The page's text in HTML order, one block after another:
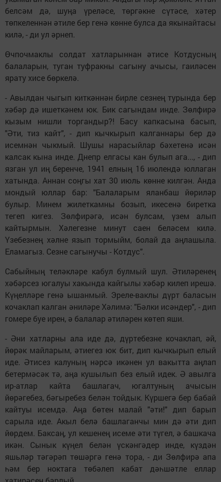
белсәм дә, шуңа үреләсе, төргәкне сүтәсе, хәтер
төпкеленнән әтиле бер генә көнне булса да якынайтасы
килә, - ди ул әрнеп.
Өчпочмаклы солдат хатларыннан әтисе Котдусның
балаларын, туган туфракны сагыну ачысы, гаиләсен
ярату хисе бөркелә.
- Авылдан чыгып киткәннән бирле сезнең турында бер
хәбәр дә ишеткәнем юк. Бик сагындам инде. Зөлфирә
кызым нишли торгандыр?! Басу капкасына басып,
"Әти, тиз кайт", - дип кычкырып калганнары бер дә
исемнән чыкмый. Шушы нарасыйлар бәхетенә исән
калсак кына инде. Днепр елгасы кан булып ага..., - дип
язган ул иң беренче, 1941 елның 16 июлендә юллаган
хатында. Аннан соңгы хат 30 июль көнне килгән. Анда
мондый юллар бар: "Балаларым яланбаш йөриләр
булыр. Минем жилеткамны бозып, икесенә биретка
тегеп кигез. Зөлфирәгә, исән булсам, үзем алып
кайтырмын. Хәлегезне минут саен беләсем килә.
Үзебезнең хәлне язып тормыйм, болай да аңлашыла.
Еламагыз. Сезне сагынучы - Котдус".
Сабыйның теләкләре кабул булмый шул. Әтиләренең
хәбәрсез югалуы хакында кайгылы хәбәр килеп ирешә.
Күңелләре генә ышанмый. Эреле-ваклы дүрт баласын
кочаклап калган әниләре Хәлимә: "Бәлки исәндер", - дип
гомере буе ирен, ә балалар әтиләрен көтеп яши.
- Әни хатларны ала иде дә, дүртебезне кочаклап, әй,
йөрәк майларым, әтиегез юк бит, дип кычкырып елый
иде. Әтисез калуның нәрсә икәнен ул вакытта аңлап
бетермәсәк тә, аңа кушылып без елый идек. Ә авылга
ир-атлар кайта башлагач, югалтуның ачысын
йөрәгебез, бәгыребез белән тойдык. Күршегә бер бабай
кайтуы исемдә. Аңа бөтен малай "әти!" дип барып
сарыла иде. Акыл белә башлаганчы мин дә әти дип
йөрдем. Баксаң, ул кешенең исеме әти түгел, ә башкача
икән. Сынык күңел белән үскәнгәдер инде, күздән
яшьләр тәгәрәп төшәргә генә тора, - ди Зөлфирә апа
һәм бер ноктага төбәлеп кабат дәһшәтле еллар